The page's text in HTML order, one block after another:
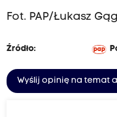
Fot. PAP/Łukasz
Źródło:
Wyślij opinię na temat